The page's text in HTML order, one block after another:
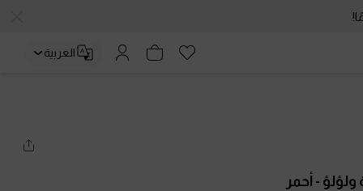
العربية
ولؤلؤ - أحمر